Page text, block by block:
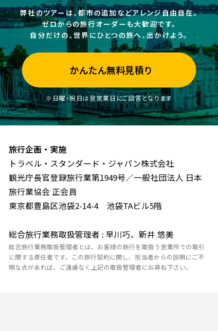
弊社のツアーは、都市の追加などアレンジ自由自在。
ゼロからの旅行オーダーも大歓迎です。
自分だけの、世界にひとつの旅へ、出かけよう。
かんたん無料見積り
※日曜・祝日は翌営業日にご回答となります
旅行企画・実施
トラベル・スタンダード・ジャパン株式会社
観光庁長官登録旅行業第1949号／一般社団法人 日本
旅行業協会 正会員
東京都豊島区池袋2-14-4 池袋TAビル5階
総合旅行業務取扱管理者 : 早川巧、新井 悠美
総合旅行業務取扱管理者とは、お客様の旅行を取扱う営業所での取引
に関する責任者です。この旅行契約に関し、担当者からの説明にご不
明な点があれば、ご遠慮なく上記の取扱管理者にお尋ね下さい。